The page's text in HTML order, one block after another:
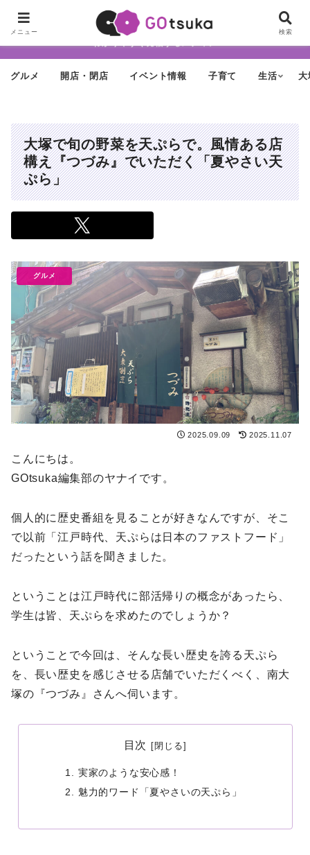
ちょっと怪しげだけど最近どんどん進化する街「大塚」の魅力を面白く・
グルメ 開店・閉店 イベント情報 子育て 生活 大
大塚で旬の野菜を天ぷらで。風情ある店
構え『つづみ』でいただく「夏やさい天
ぷら」
グルメ
2025.09.09 2025.11.07
こんにちは。
GOtsuka編集部のヤナイです。
個人的に歴史番組を見ることが好きなんですが、そこ
で以前「江戸時代、天ぷらは日本のファストフード」
だったという話を聞きました。
ということは江戸時代に部活帰りの概念があったら、
学生は皆、天ぷらを求めたのでしょうか？
ということで今回は、そんな長い歴史を誇る天ぷら
を、長い歴史を感じさせる店舗でいただくべく、南大
塚の『つづみ』さんへ伺います。
目次
実家のような安心感！
魅力的ワード「夏やさいの天ぷら」
メニュー 検索